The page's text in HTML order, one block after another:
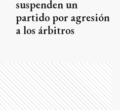
suspenden un
partido por agresión
a los árbitros